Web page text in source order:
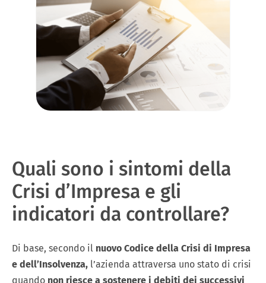
Quali sono i sintomi della
Crisi d’Impresa e gli
indicatori da controllare?
Di base, secondo il nuovo Codice della Crisi di Impresa
e dell’Insolvenza, l’azienda attraversa uno stato di crisi
quando non riesce a sostenere i debiti dei successivi